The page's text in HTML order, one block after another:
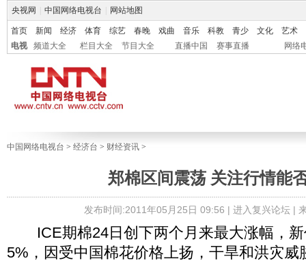
央视网 中国网络电视台 网站地图
首页 新闻 经济 体育 综艺 春晚 戏曲 音乐 科教 青少 文化
艺术
电视
频道大全 栏目大全 节目大全 直播中国 赛事直播 网络
中国网络电视台 > 经济台 > 财经资讯 >
郑棉区间震荡 关注行情能
发布时间:2011年05月25日 09:56 | 进入复兴论坛|
ICE期棉24日创下两个月来最大涨幅，新
5%，因受中国棉花价格上扬，干旱和洪灾威